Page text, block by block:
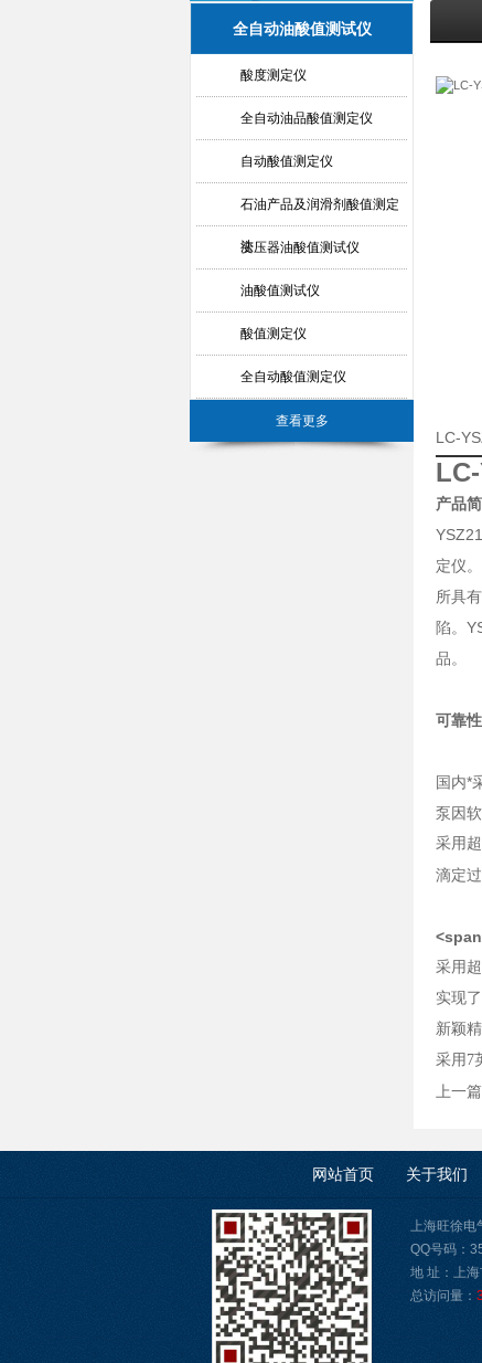
全自动油酸值测试仪
酸度测定仪
全自动油品酸值测定仪
自动酸值测定仪
石油产品及润滑剂酸值测定
法
变压器油酸值测试仪
油酸值测试仪
酸值测定仪
全自动酸值测定仪
查看更多
LC-
产品
定仪
所具
陷。
品。
可靠
国内*
泵因
采用
滴定
采用
实现
新颖
采用7
上一
网站首页 关于我们
上海旺徐电
QQ号码：
地 址：上
总访问量：